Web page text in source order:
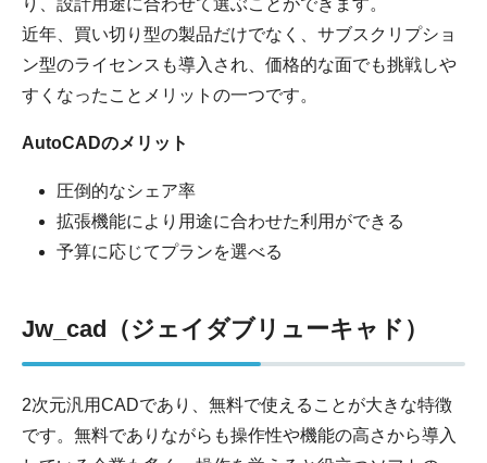
近年、買い切り型の製品だけでなく、サブスクリプショ
ン型のライセンスも導入され、価格的な面でも挑戦しや
すくなったことメリットの一つです。
AutoCADのメリット
圧倒的なシェア率
拡張機能により用途に合わせた利用ができる
予算に応じてプランを選べる
Jw_cad（ジェイダブリューキャド）
2次元汎用CADであり、無料で使えることが大きな特徴
です。無料でありながらも操作性や機能の高さから導入